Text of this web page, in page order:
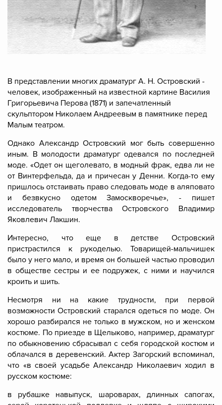
В представлении многих драматург А. Н. Островский -
человек, изображенный на известной картине Василия
Григорьевича Перова (1871) и запечатленный
скульптором Николаем Андреевым в памятнике перед
Малым театром.
Однако Александр Островский мог быть совершенно
иным. В молодости драматург одевался по последней
моде. «Одет он щеголевато, в модный фрак, едва ли не
от Винтерфельда, да и причесан у Денни. Когда-то ему
пришлось отстаивать право следовать моде в аляповато
и безвкусно одетом Замоскворечье», - пишет
исследователь творчества Островского Владимир
Яковлевич Лакшин.
Интересно, что еще в детстве Островский
пристрастился к рукоделью. Товарищей-мальчишек
было у него мало, и время он большей частью проводил
в обществе сестры и ее подружек, с ними и научился
кроить и шить.
Несмотря ни на какие трудности, при первой
возможности Островский старался одеться по моде. Он
хорошо разбирался не только в мужском, но и женском
костюме. По приезде в Щелыково, например, драматург
по обыкновению сбрасывал с себя городской костюм и
облачался в деревенский. Актер Загорский вспоминал,
что «в своей усадьбе Александр Николаевич ходил в
русском костюме:
в рубашке навыпуск, шароварах, длинных сапогах,